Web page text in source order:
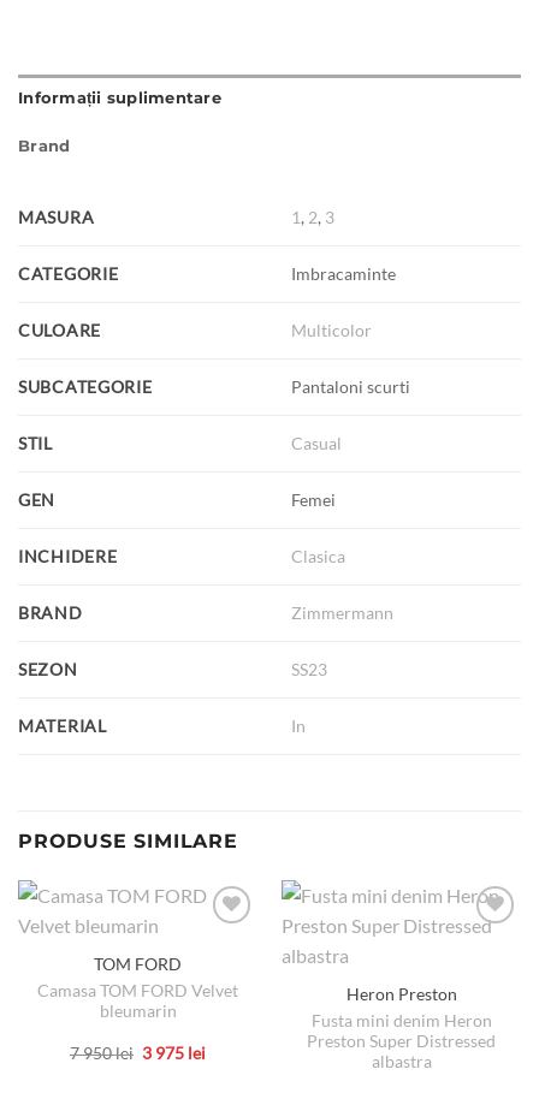
Informații suplimentare
Brand
MASURA 1, 2, 3
CATEGORIE Imbracaminte
CULOARE Multicolor
SUBCATEGORIE Pantaloni scurti
STIL Casual
GEN Femei
INCHIDERE Clasica
BRAND Zimmermann
SEZON SS23
MATERIAL In
PRODUSE SIMILARE
TOM FORD
Camasa TOM FORD Velvet
bleumarin
7 950lei Prețul
3 975 leiPrețul
Heron Preston
Fusta mini denim Heron
Preston Super Distressed
albastra